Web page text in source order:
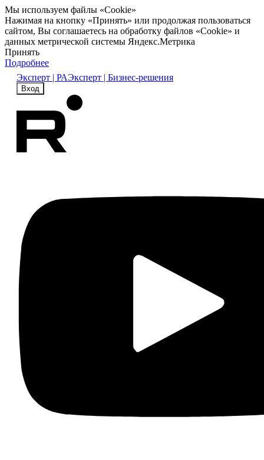
Мы используем файлы «Cookie»
Нажимая на кнопку «Принять» или продолжая пользоваться
сайтом, Вы соглашаетесь на обработку файлов «Cookie» и
данных метрической системы Яндекс.Метрика
Принять
Подробнее
Эксперт | РАЭксперт | Бизнес-решения
Вход